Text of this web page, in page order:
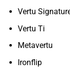
Vertu
Vertu Ti
Metavertu
Ironflip